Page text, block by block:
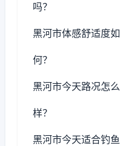
吗？
黑河市体感舒适度如
何？
黑河市今天路况怎么
样？
黑河市今天适合钓鱼